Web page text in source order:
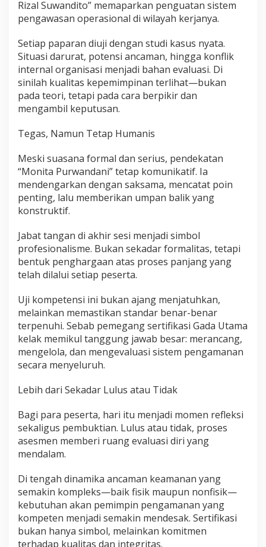
Rizal Suwandito” memaparkan penguatan sistem
pengawasan operasional di wilayah kerjanya.
Setiap paparan diuji dengan studi kasus nyata.
Situasi darurat, potensi ancaman, hingga konflik
internal organisasi menjadi bahan evaluasi. Di
sinilah kualitas kepemimpinan terlihat—bukan
pada teori, tetapi pada cara berpikir dan
mengambil keputusan.
Tegas, Namun Tetap Humanis
Meski suasana formal dan serius, pendekatan
“Monita Purwandani” tetap komunikatif. Ia
mendengarkan dengan saksama, mencatat poin
penting, lalu memberikan umpan balik yang
konstruktif.
Jabat tangan di akhir sesi menjadi simbol
profesionalisme. Bukan sekadar formalitas, tetapi
bentuk penghargaan atas proses panjang yang
telah dilalui setiap peserta.
Uji kompetensi ini bukan ajang menjatuhkan,
melainkan memastikan standar benar-benar
terpenuhi. Sebab pemegang sertifikasi Gada Utama
kelak memikul tanggung jawab besar: merancang,
mengelola, dan mengevaluasi sistem pengamanan
secara menyeluruh.
Lebih dari Sekadar Lulus atau Tidak
Bagi para peserta, hari itu menjadi momen refleksi
sekaligus pembuktian. Lulus atau tidak, proses
asesmen memberi ruang evaluasi diri yang
mendalam.
Di tengah dinamika ancaman keamanan yang
semakin kompleks—baik fisik maupun nonfisik—
kebutuhan akan pemimpin pengamanan yang
kompeten menjadi semakin mendesak. Sertifikasi
bukan hanya simbol, melainkan komitmen
terhadap kualitas dan integritas.